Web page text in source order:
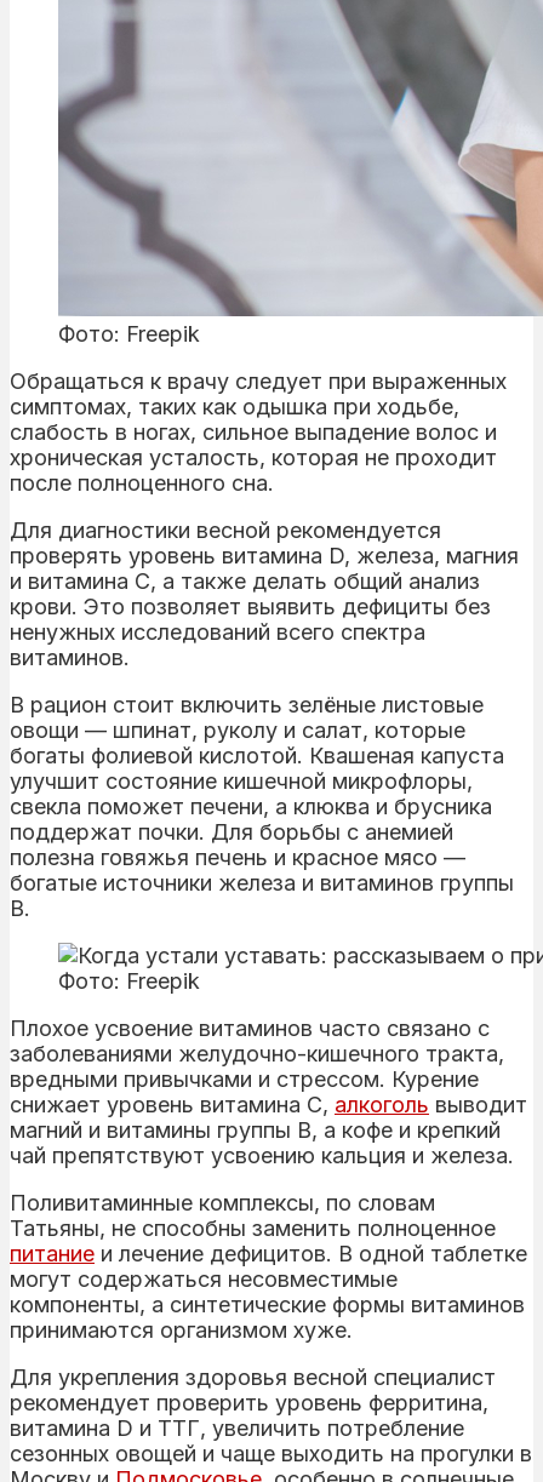
Фото: Freepik
Обращаться к врачу следует при выраженных
симптомах, таких как одышка при ходьбе,
слабость в ногах, сильное выпадение волос и
хроническая усталость, которая не проходит
после полноценного сна.
Для диагностики весной рекомендуется
проверять уровень витамина D, железа, магния
и витамина С, а также делать общий анализ
крови. Это позволяет выявить дефициты без
ненужных исследований всего спектра
витаминов.
В рацион стоит включить зелёные листовые
овощи — шпинат, руколу и салат, которые
богаты фолиевой кислотой. Квашеная капуста
улучшит состояние кишечной микрофлоры,
свекла поможет печени, а клюква и брусника
поддержат почки. Для борьбы с анемией
полезна говяжья печень и красное мясо —
богатые источники железа и витаминов группы
В.
Фото: Freepik
Плохое усвоение витаминов часто связано с
заболеваниями желудочно-кишечного тракта,
вредными привычками и стрессом. Курение
снижает уровень витамина С, алкоголь выводит
магний и витамины группы В, а кофе и крепкий
чай препятствуют усвоению кальция и железа.
Поливитаминные комплексы, по словам
Татьяны, не способны заменить полноценное
питание и лечение дефицитов. В одной таблетке
могут содержаться несовместимые
компоненты, а синтетические формы витаминов
принимаются организмом хуже.
Для укрепления здоровья весной специалист
рекомендует проверить уровень ферритина,
витамина D и ТТГ, увеличить потребление
сезонных овощей и чаще выходить на прогулки в